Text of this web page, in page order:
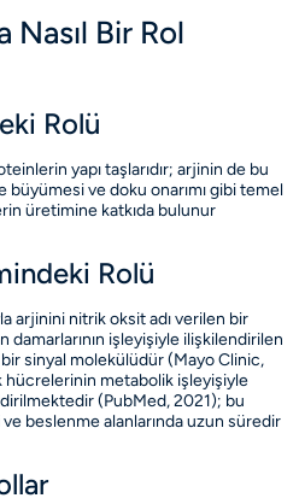
Bir Rol
Rolü
yapı taşlarıdır; arjinin de bu
büyümesi ve doku onarımı gibi temel
üretimine katkıda bulunur
Rolü
arjinini nitrik oksit adı verilen bir
işleyişiyle ilişkilendirilen
bir sinyal molekülüdür(Mayo Clinic,
hücrelerinin metabolik işleyişiyle
(PubMed, 2021); bu
beslenme alanlarında uzun süredir